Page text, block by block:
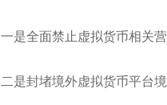
一是全面禁止虚拟货币相关
二是封堵境外虚拟货币平台